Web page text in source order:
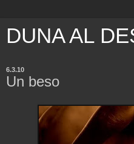
DUNA AL
6.3.10
Un beso